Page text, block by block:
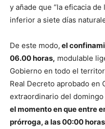
y añade que “la eficacia
inferior a siete días
De este modo, el
06.00 horas, modulable
Gobierno en todo el
Real Decreto aprobado en
extraordinario del domingo
el momento en que entre
prórroga, a las 00:00